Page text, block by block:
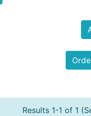
Results 1-1 of 1